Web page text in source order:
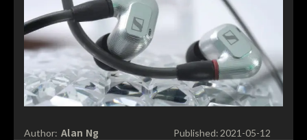
Author: Alan Ng Published:2021-05-12